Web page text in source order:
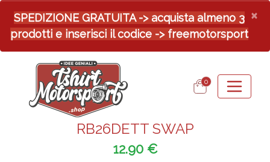
SPEDIZIONE GRATUITA -> acquista almeno 3
prodotti e inserisci il codice -> freemotorsport
×
0
RB26DETT SWAP
12.90 €